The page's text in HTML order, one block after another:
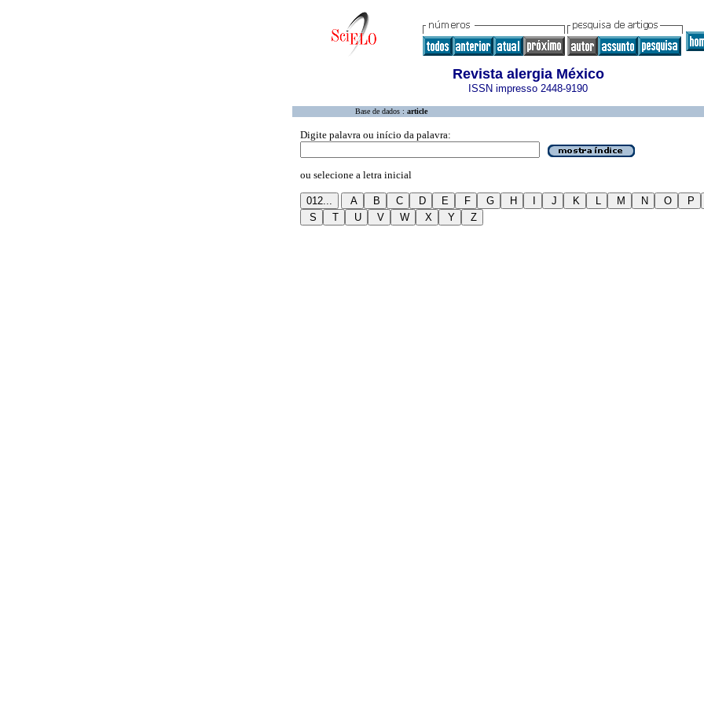
Revista alergia México
ISSN impresso 2448-9190
Base de dados : article
Digite palavra ou início da palavra:
ou selecione a letra inicial